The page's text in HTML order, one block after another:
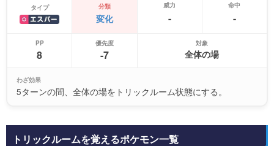
タイプ 分類
変化
威力
-
命中
-
PP
8
優先度
-7
対象
全体の場
わざ効果
5ターンの間、全体の場をトリックルーム状態にする。
トリックルームを覚えるポケモン一覧